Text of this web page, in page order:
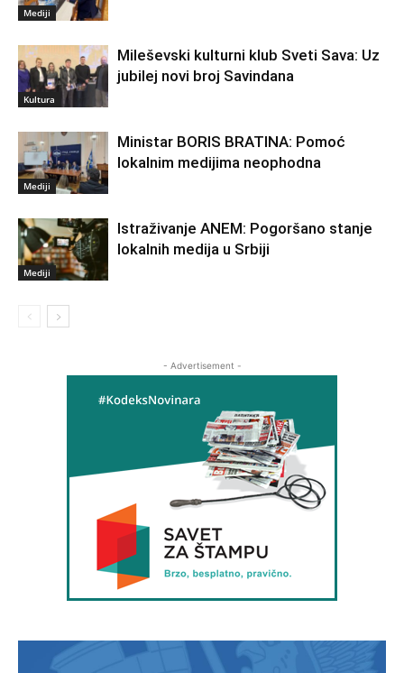
Mediji
Kultura
Mileševski kulturni klub Sveti Sava: Uz
jubilej novi broj Savindana
Mediji
Ministar BORIS BRATINA: Pomoć
lokalnim medijima neophodna
Mediji
Istraživanje ANEM: Pogoršano stanje
lokalnih medija u Srbiji
- Advertisement -